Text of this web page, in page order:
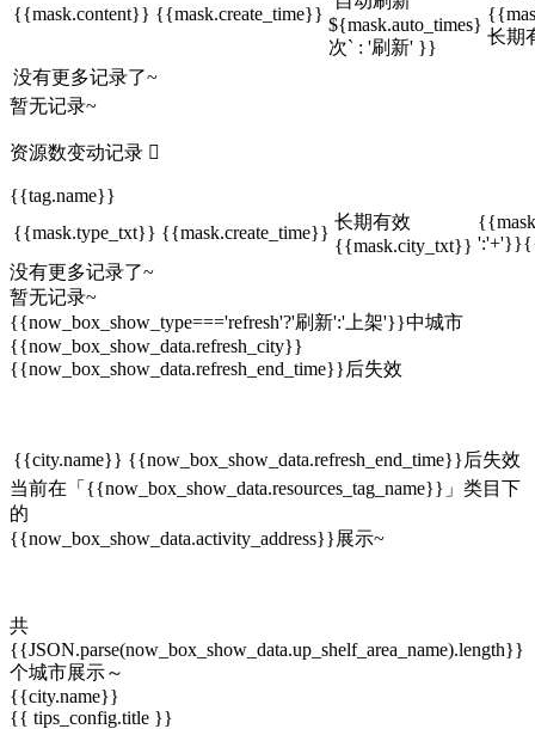
{{mask.content}} {{mask.create_time}}
${mask.auto_times}
次` : '刷新' }}
长期
没有更多记录了~
暂无记录~
资源数变动记录 
{{tag.name}}
{{mask.type_txt}} {{mask.create_time}}
长期有效
{{mask.city_txt}}
没有更多记录了~
暂无记录~
{{now_box_show_type==='refresh'?'刷新':'上架'}}中城市
{{now_box_show_data.refresh_city}}
{{now_box_show_data.refresh_end_time}}后失效
{{city.name}} {{now_box_show_data.refresh_end_time}}后失效
当前在「{{now_box_show_data.resources_tag_name}}」类目下
的
{{now_box_show_data.activity_address}}展示~
共
{{JSON.parse(now_box_show_data.up_shelf_area_name).length}}
个城市展示～
{{city.name}}
{{ tips_config.title }}